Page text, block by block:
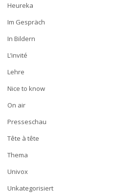
Heureka
Im Gespräch
In Bildern
L’invité
Lehre
Nice to know
On air
Presseschau
Tête à tête
Thema
Univox
Unkategorisiert